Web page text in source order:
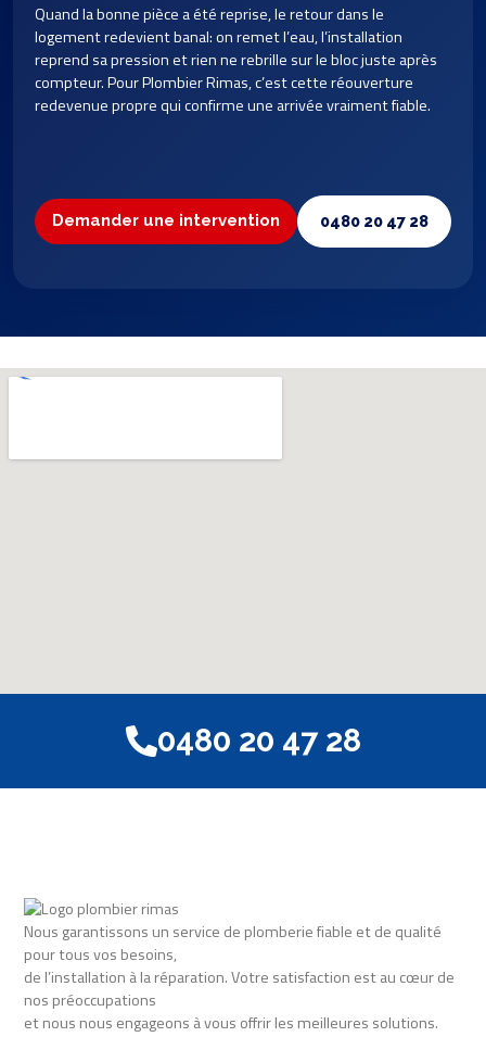
Quand la bonne pièce a été reprise, le retour dans le
logement redevient banal: on remet l’eau, l’installation
reprend sa pression et rien ne rebrille sur le bloc juste après
compteur. Pour Plombier Rimas, c’est cette réouverture
redevenue propre qui confirme une arrivée vraiment fiable.
Demander une intervention 0480 20 47 28
0480 20 47 28
Nous garantissons un service de plomberie fiable et de qualité
pour tous vos besoins,
de l’installation à la réparation. Votre satisfaction est au cœur de
nos préoccupations
et nous nous engageons à vous offrir les meilleures solutions.